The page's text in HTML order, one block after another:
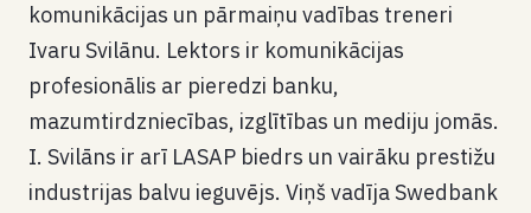
komunikācijas un pārmaiņu vadības treneri
Ivaru Svilānu. Lektors ir komunikācijas
profesionālis ar pieredzi banku,
mazumtirdzniecības, izglītības un mediju jomās.
I. Svilāns ir arī LASAP biedrs un vairāku prestižu
industrijas balvu ieguvējs. Viņš vadīja Swedbank